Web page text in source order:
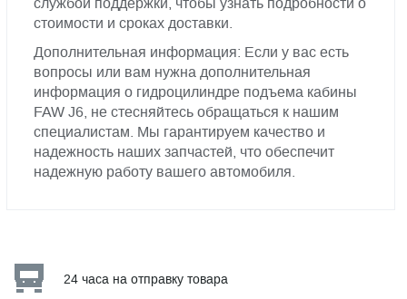
стоимости и сроках доставки.
Дополнительная информация: Если у вас есть
вопросы или вам нужна дополнительная
информация о гидроцилиндре подъема кабины
FAW J6, не стесняйтесь обращаться к нашим
специалистам. Мы гарантируем качество и
надежность наших запчастей, что обеспечит
надежную работу вашего автомобиля.
24 часа на отправку товара